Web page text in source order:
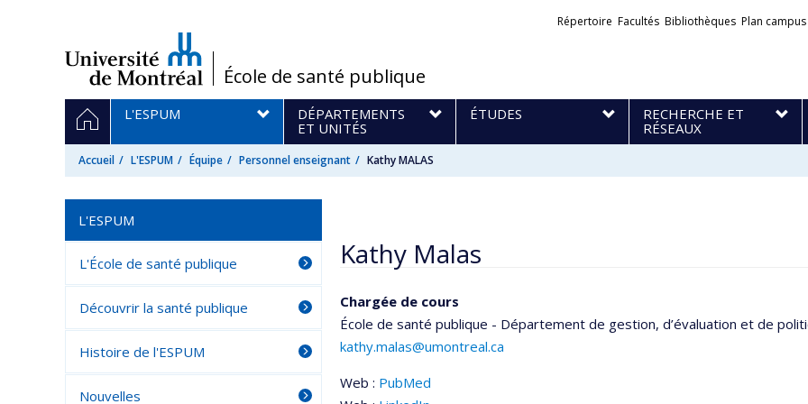
/École de santé publique
Liens
Répertoire Facultés Bibliothèques Plan campus
Navigation
principale
ACCUEIL
L'ESPUM
DÉPARTEMENTS
ET UNITÉS
ÉTUDES
RECHERCHE ET
RÉSEAUX
Accueil L'ESPUM Équipe Personnel enseignant Kathy MALAS
Kathy Malas
Chargée de cours
École de santé publique - Département de gestion, d’évaluation et de
kathy.malas@umontreal.ca
Web : PubMed
L'ESPUM
L'École de santé publique
Découvrir la santé publique
Histoire de l'ESPUM
Nouvelles